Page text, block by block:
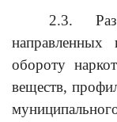
2.3.
направленных
обороту
веществ,